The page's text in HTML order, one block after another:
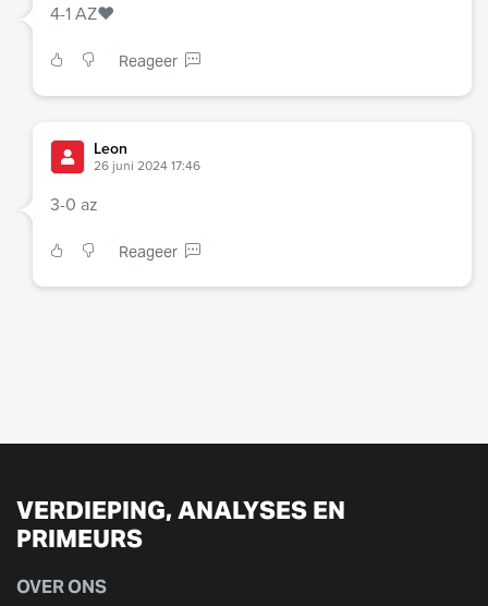
4-1 AZ❤️
Reageer
Leon
26 juni 2024 17:46
3-0 az
Reageer
VERDIEPING, ANALYSES EN
PRIMEURS
OVER ONS